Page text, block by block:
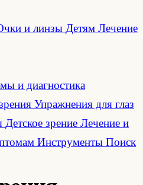
и линзы Детям Лечение
и диагностика
Упражнения для глаз
Детское зрение Лечение и
Инструменты Поиск